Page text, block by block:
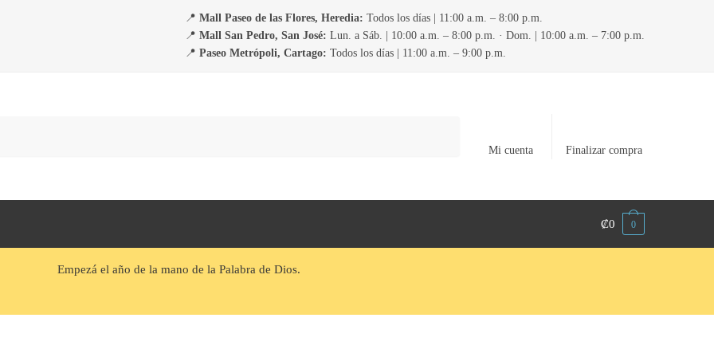
📍 Mall Paseo de las Flores, Heredia: Todos los días | 11:00 a.m. – 8:00 p.m.
📍 Mall San Pedro, San José: Lun. a Sáb. | 10:00 a.m. – 8:00 p.m. · Dom. | 10:00 a.m. – 7:00 p.m.
📍 Paseo Metrópoli, Cartago: Todos los días | 11:00 a.m. – 9:00 p.m.
Mi cuenta Finalizar compra
₡0 0
Empezá el año de la mano de la Palabra de Dios.